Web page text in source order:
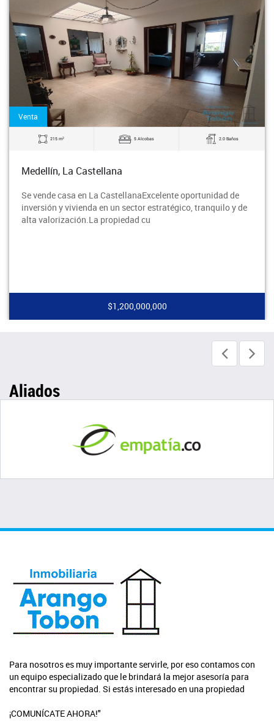
Venta
215 m2 5 Alcobas 2.0 Baños
Medellín, La Castellana
Se vende casa en La CastellanaExcelente oportunidad de
inversión y vivienda en un sector estratégico, tranquilo y de
alta valorización.La propiedad cu
$1,200,000,000
Aliados
Para nosotros es muy importante servirle, por eso contamos con
un equipo especializado que le brindará la mejor asesoría para
encontrar su propiedad. Si estás interesado en una propiedad
¡COMUNÍCATE AHORA!"